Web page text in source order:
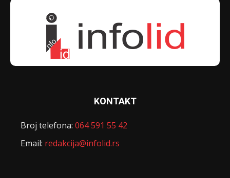
KONTAKT
Broj telefona: 064 591 55 42
Email: redakcija@infolid.rs